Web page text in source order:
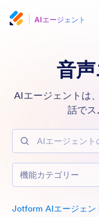
AIエージェント
音
AIエージェントは
話でス
AIエージェント
Jotform AIエージェン
機能カテゴリー